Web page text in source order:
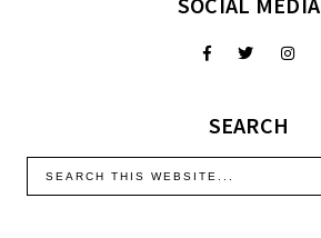
SEARCH